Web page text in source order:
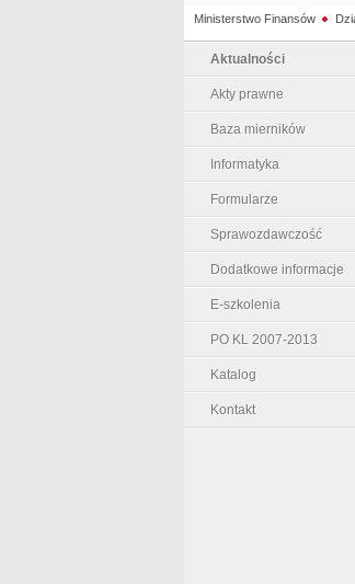
Ministerstwo Finansów
Aktualności
Akty prawne
Baza mierników
Informatyka
Formularze
Sprawozdawczość
Dodatkowe informacje
E-szkolenia
PO KL 2007-2013
Katalog
Kontakt